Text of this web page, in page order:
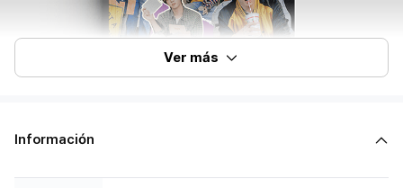
Ver más
Información